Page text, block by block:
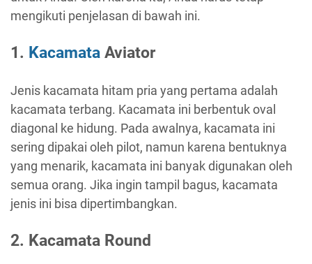
mengikuti penjelasan di bawah ini.
1. Kacamata Aviator
Jenis kacamata hitam pria yang pertama adalah
kacamata terbang. Kacamata ini berbentuk oval
diagonal ke hidung. Pada awalnya, kacamata ini
sering dipakai oleh pilot, namun karena bentuknya
yang menarik, kacamata ini banyak digunakan oleh
semua orang. Jika ingin tampil bagus, kacamata
jenis ini bisa dipertimbangkan.
2. Kacamata Round